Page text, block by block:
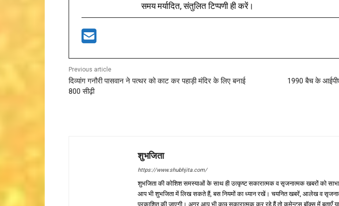
समय मर्यादित, संतुलित टिप्पणी ही करें।
Previous article
दिव्यांग गनौरी पासवान ने पत्थर को काट कर पहाड़ी मंदिर के लिए बनाई
800 सीढ़ी
1990 बैच के
शुभजिता
https://www.shubhjita.com/
शुभजिता की कोशिश समस्याओं के साथ ही उत्कृष्ट सकारात्मक व सृजनात्मक खबरों को
आप भी शुभजिता में लिख सकते हैं, बस नियमों का ध्यान रखें। चयनित खबरें, आलेख व
प्रकाशित की जाएगी। अगर आप भी कुछ सकारात्मक कर रहे हैं तो कमेन्ट्स बॉक्स में बताएँ